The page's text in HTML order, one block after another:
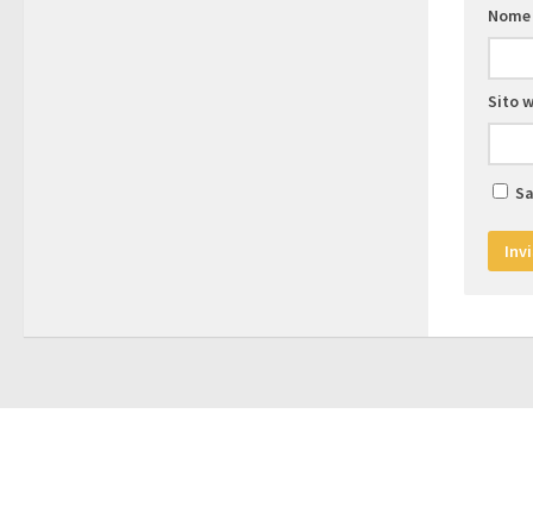
Nome
Sito